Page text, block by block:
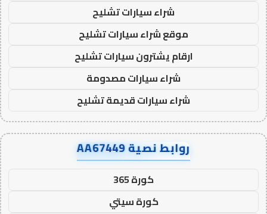
شراء سيارات تشليح
موقع شراء سيارات تشليح
ارقام يشترون سيارات تشليح
شراء سيارات مصدومة
شراء سيارات قديمة تشليح
روابط نصية AA67449
كورة 365
كورة سيتي